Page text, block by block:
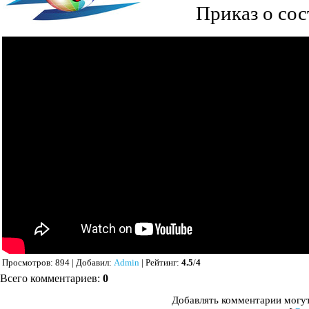
Приказ о
Просмотров: 894 | Добавил: Admin | Рейтинг: 4.5/4
Всего комментариев: 0
Добавлять комментарии